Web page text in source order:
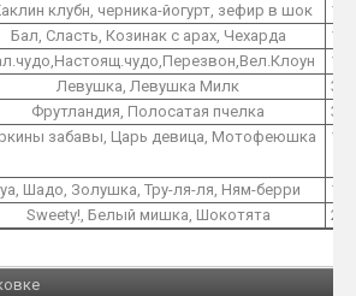
клубн, черника-йогурт, зефир в шок
1
Бал, Сласть, Козинак с арах, Чехарда
1
1
Левушка, Левушка Милк
3
Фрутландия, Полосатая пчелка
3
забавы, Царь девица, Мотофеюшка
1
Шадо, Золушка, Тру-ля-ля, Ням-берри
1
Sweety!, Белый мишка, Шокотята
2